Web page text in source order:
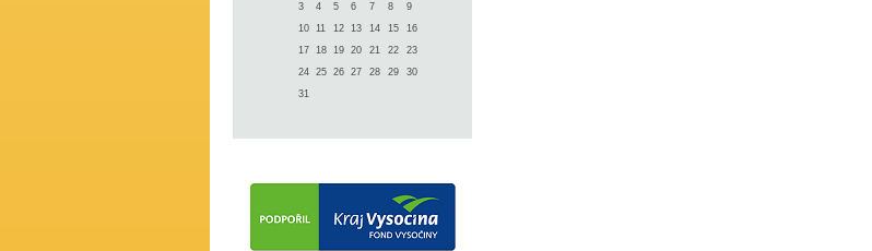
3
4 5 6 7 8
9
10
11 12 13 14 15
16
17
18 19 20 21 22
23
24
25 26 27 28 29
30
31